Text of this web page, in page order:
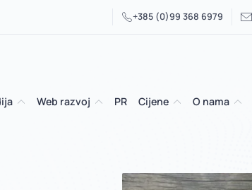
+385 (0)99 368 6979
Web razvoj PR Cijene O nama